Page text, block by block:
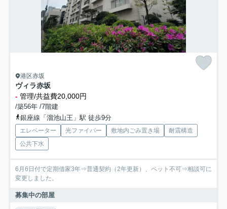
港区赤坂
ヴィラ赤坂
- 管理/共益費20,000円
/築56年 /7階建
銀座線「溜池山王」駅 徒歩9分
エレベーター 光ファイバー 敷地内ごみ置き場
耐震構造
公共下水
6月6日付で定期借家3年⇒普通契約（2年更新）、ペット不可⇒相談可に
変更しました。
募集中の部屋